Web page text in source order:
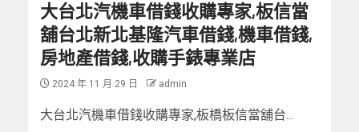
大台北汽機車借錢收購專家,板信當
舖台北新北基隆汽車借錢,機車借錢,
房地產借錢,收購手錶專業店
2024 年 11 月 29 日 admin
大台北汽機車借錢收購專家,板橋板信當舖台...